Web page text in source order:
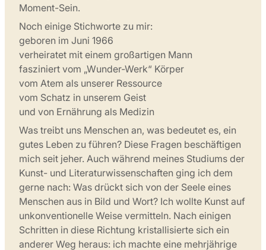
Moment-Sein.
Noch einige Stichworte zu mir:
geboren im Juni 1966
verheiratet mit einem großartigen Mann
fasziniert vom „Wunder-Werk“ Körper
vom Atem als unserer Ressource
vom Schatz in unserem Geist
und von Ernährung als Medizin
Was treibt uns Menschen an, was bedeutet es, ein
gutes Leben zu führen? Diese Fragen beschäftigen
mich seit jeher. Auch während meines Studiums der
Kunst- und Literaturwissenschaften ging ich dem
gerne nach: Was drückt sich von der Seele eines
Menschen aus in Bild und Wort? Ich wollte Kunst auf
unkonventionelle Weise vermitteln. Nach einigen
Schritten in diese Richtung kristallisierte sich ein
anderer Weg heraus: ich machte eine mehrjährige